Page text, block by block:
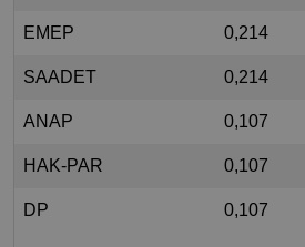
EMEP 0,214
SAADET 0,214
ANAP 0,107
HAK-PAR 0,107
DP 0,107